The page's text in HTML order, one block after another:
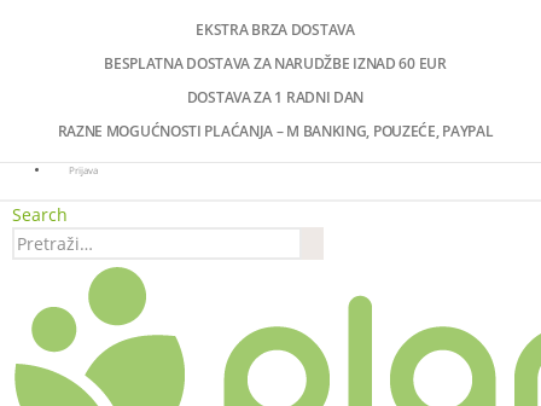
EKSTRA BRZA DOSTAVA
BESPLATNA DOSTAVA ZA NARUDŽBE IZNAD 60 EUR
DOSTAVA ZA 1 RADNI DAN
RAZNE MOGUĆNOSTI PLAĆANJA – M BANKING, POUZEĆE, PAYPAL
Prijava
Search